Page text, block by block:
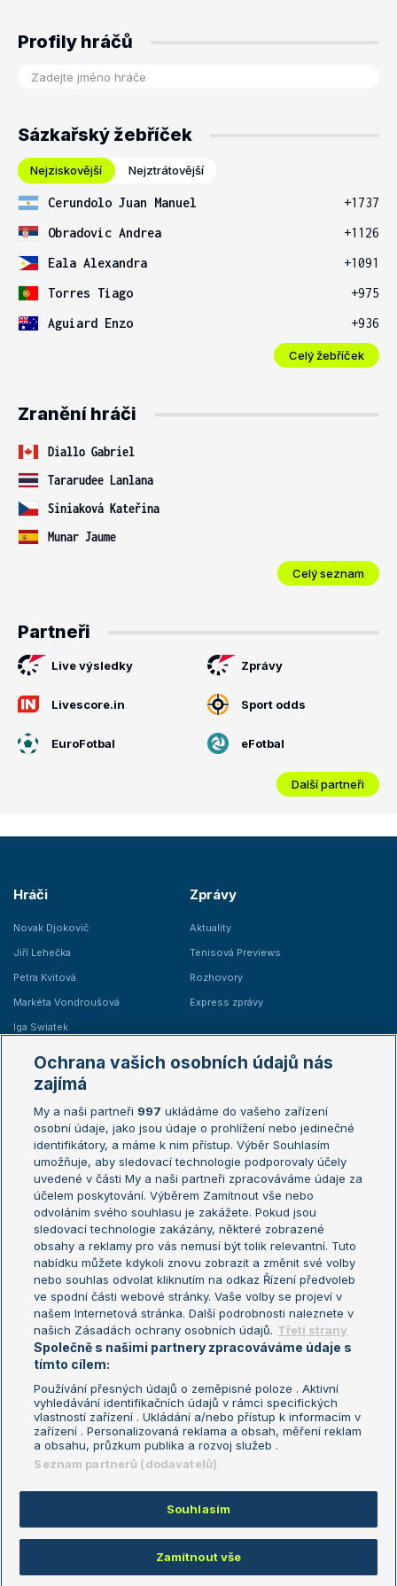
Profily hráčů
Sázkařský žebříček
Nejziskovější Nejztrátovější
Cerundolo Juan Manuel
+1737
Obradovic Andrea
+1126
Eala Alexandra
+1091
Torres Tiago
+975
Aguiard Enzo
+936
Celý žebříček
Zranění hráči
Diallo Gabriel
Tararudee Lanlana
Siniaková Kateřina
Munar Jaume
Celý seznam
Partneři
Live výsledky Zprávy
Livescore.in Sport odds
EuroFotbal eFotbal
Další partneři
Hráči
Novak Djokovič
Jiří Lehečka
Petra Kvitová
Markéta Vondroušová
Iga Swiatek
Zprávy
Aktuality
Tenisová Previews
Rozhovory
Express zprávy
Žebříčky
Žebříček ATP (muži)
Žebříček WTA (ženy)
Sázkařský žebříček
Australian Open
French Open
Wimbledon
US Open
Turnaj mistrů
Turnaj mistryň
Aktualní trendy
Fotbalové přestupy
Livesport Daily
LS Prague Open
Podmínky užití
Nastavení soukromí
GDPR a žurnalistika
Reklama
Kontakt
Informace o zpracování osobních
údajů
Copyright © 2008-2026 TenisPortal.cz. Využíváme zpravodajství ČTK.
Ochrana vašich osobních údajů nás
zajímá
My a naši partneři 997 ukládáme do vašeho zařízení
osobní údaje, jako jsou údaje o prohlížení nebo jedinečné
identifikátory, a máme k nim přístup. Výběr Souhlasím
umožňuje, aby sledovací technologie podporovaly účely
uvedené v části My a naši partneři zpracováváme údaje za
účelem poskytování. Výběrem Zamítnout vše nebo
odvoláním svého souhlasu je zakážete. Pokud jsou
sledovací technologie zakázány, některé zobrazené
obsahy a reklamy pro vás nemusí být tolik relevantní. Tuto
nabídku můžete kdykoli znovu zobrazit a změnit své volby
nebo souhlas odvolat kliknutím na odkaz Řízení předvoleb
ve spodní části webové stránky. Vaše volby se projeví v
našem Internetová stránka. Další podrobnosti naleznete v
našich Zásadách ochrany osobních údajů. Třetí strany
Společně s našimi partnery zpracováváme údaje s
tímto cílem:
Používání přesných údajů o zeměpisné poloze . Aktivní
vyhledávání identifikačních údajů v rámci specifických
vlastností zařízení . Ukládání a/nebo přístup k informacím v
zařízení . Personalizovaná reklama a obsah, měření reklam
a obsahu, průzkum publika a rozvoj služeb .
Seznam partnerů (dodavatelů)
Souhlasím
Zamítnout vše